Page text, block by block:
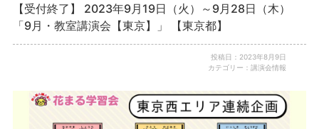
【受付終了】 2023年9月19日（火）～9月28日（木）
「9月・教室講演会【東京】」 【東京都】
投稿日：2023年8月9日
カテゴリー：講演会情報